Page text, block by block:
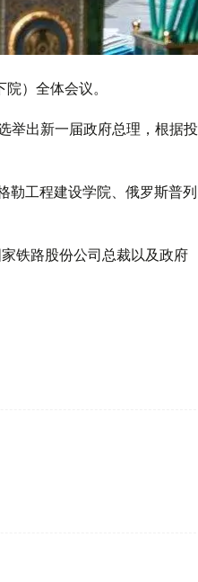
）全体会议。
举出新一届政府总理，根据投
勒工程建设学院、俄罗斯普列
铁路股份公司总裁以及政府